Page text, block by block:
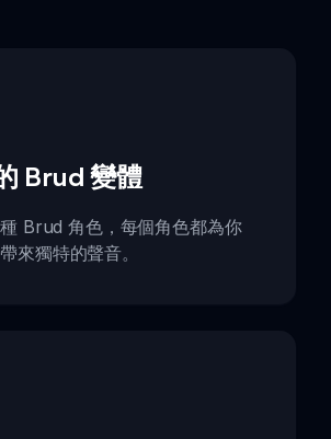
Brud 變體
Brud 角色，每個角色都為你
來獨特的聲音。